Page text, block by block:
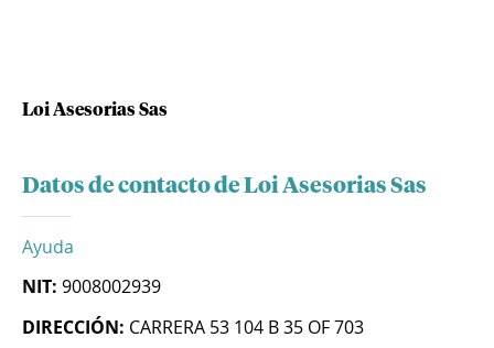
Loi Asesorias Sas
Datos de contacto de Loi Asesorias Sas
Ayuda
NIT: 9008002939
DIRECCIÓN: CARRERA 53 104 B 35 OF 703